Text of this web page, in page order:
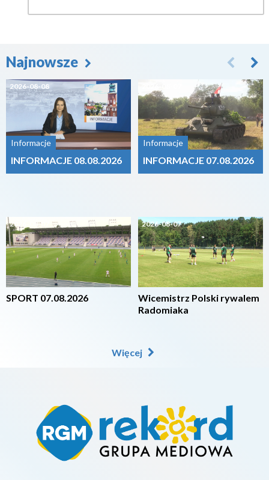
Najnowsze
2026-08-08
Informacje
INFORMACJE 08.08.2026
2026-08-07
SPORT 07.08.2026
Informacje
INFORMACJE 07.08.2026
2026-08-07
Wicemistrz Polski rywalem
Radomiaka
Więcej